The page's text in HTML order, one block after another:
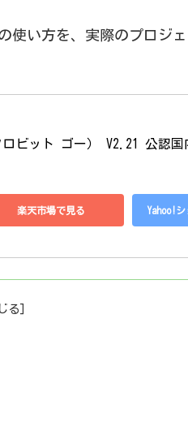
い方を、実際のプロジ
ビット ゴー） V2.21 公認国
楽天市場で見る Yahoo!